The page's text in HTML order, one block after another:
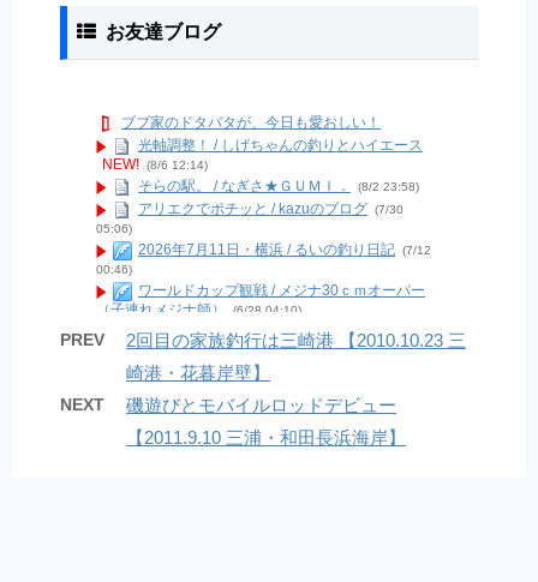
お友達ブログ
ブブ家のドタバタが、今日も愛おしい！
光軸調整！ / しげちゃんの釣りとハイエース
NEW! (8/6 12:14)
そらの駅。 / なぎさ★ＧＵＭＩ． (8/2 23:58)
アリエクでポチッと / kazuのブログ (7/30
05:06)
2026年7月11日・横浜 / るいの釣り日記 (7/12
00:46)
ワールドカップ観戦 / メジナ30ｃｍオーバー
（子連れメジナ師）
(6/28 04:10)
現状報告２０２６年６月 / Last Supurt (6/7
04:14)
9月から12月中旬までの釣果！ / bonoの海ブロ
南房夜磯で夜な夜なフカセアジ / ヒロの南房夜
(11/21 08:21)
PREV
2回目の家族釣行は三崎港 【2010.10.23 三
崎港・花暮岸壁】
NEXT
磯遊びとモバイルロッドデビュー
【2011.9.10 三浦・和田長浜海岸】